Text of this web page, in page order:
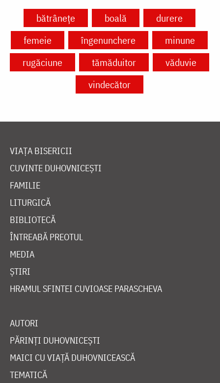
bătrânețe boală
durere
femeie
îngenunchere
minune
rugăciune
tămăduitor
văduvie
vindecător
VIAȚA BISERICII
CUVINTE DUHOVNICEȘTI
FAMILIE
LITURGICĂ
BIBLIOTECĂ
ÎNTREABĂ PREOTUL
MEDIA
ȘTIRI
HRAMUL SFINTEI CUVIOASE PARASCHEVA
AUTORI
PĂRINȚI DUHOVNICEȘTI
MAICI CU VIAȚĂ DUHOVNICEASCĂ
TEMATICĂ